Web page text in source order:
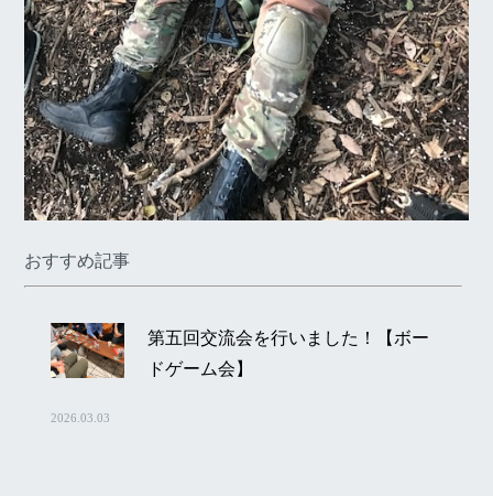
おすすめ記事
第五回交流会を行いました！【ボー
ドゲーム会】
2026.03.03